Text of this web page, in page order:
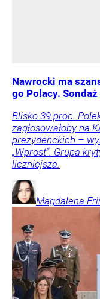
Nawrocki ma
go Polacy. Sondaż
Blisko 39 proc.
zagłosowałoby na
prezydenckich –
„Wprost”. Grupa
liczniejsza.
Magdalena